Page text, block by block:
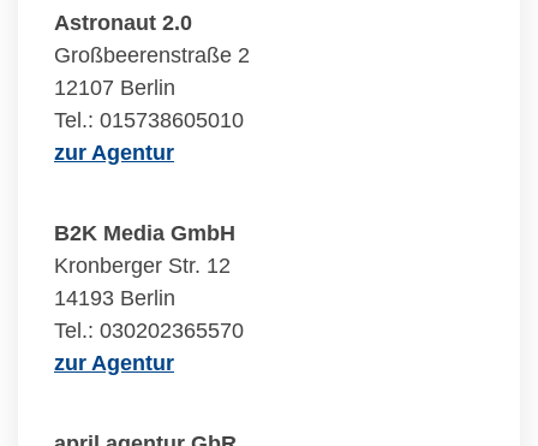
Astronaut 2.0
Großbeerenstraße 2
12107 Berlin
Tel.: 015738605010
zur Agentur
B2K Media GmbH
Kronberger Str. 12
14193 Berlin
Tel.: 030202365570
zur Agentur